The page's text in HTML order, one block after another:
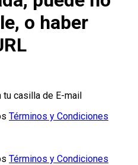
o haber
casilla de E-mail
Términos y Condiciones
Términos y Condiciones